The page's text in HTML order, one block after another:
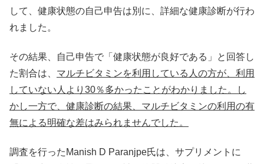
して、健康状態の自己申告は別に、詳細な健康診断が行わ
れました。
その結果、自己申告で「健康状態が良好である」と回答し
た割合は、 マルチビタミンを利用している人の方が、利用
していない人より30％多かったことがわかりました。し
かし一方で、健康診断の結果、マルチビタミンの利用の有
無による明確な差はみられませんでした。
調査を行ったManish D Paranjpe氏は、サプリメントに